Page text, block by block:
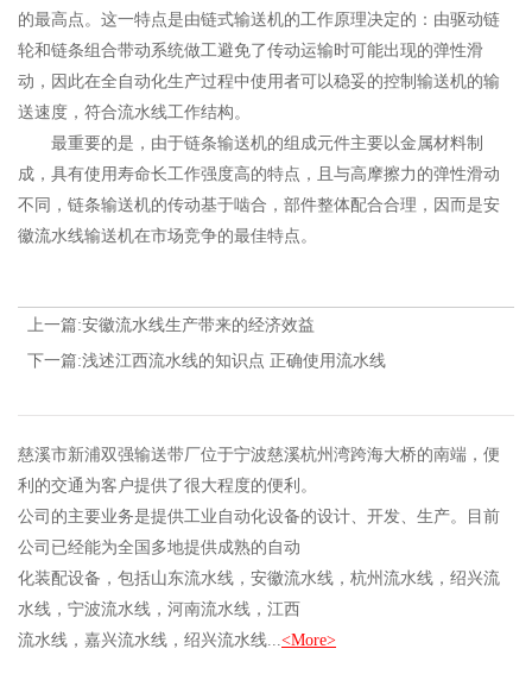
的最高点。这一特点是由链式输送机的工作原理决定的：由驱动链
轮和链条组合带动系统做工避免了传动运输时可能出现的弹性滑
动，因此在全自动化生产过程中使用者可以稳妥的控制输送机的输
送速度，符合流水线工作结构。
最重要的是，由于链条输送机的组成元件主要以金属材料制
成，具有使用寿命长工作强度高的特点，且与高摩擦力的弹性滑动
不同，链条输送机的传动基于啮合，部件整体配合合理，因而是安
徽流水线输送机在市场竞争的最佳特点。
上一篇:安徽流水线生产带来的经济效益
下一篇:浅述江西流水线的知识点 正确使用流水线
慈溪市新浦双强输送带厂位于宁波慈溪杭州湾跨海大桥的南端，便
利的交通为客户提供了很大程度的便利。
公司的主要业务是提供工业自动化设备的设计、开发、生产。目前
公司已经能为全国多地提供成熟的自动
化装配设备，包括山东流水线，安徽流水线，杭州流水线，绍兴流
水线，宁波流水线，河南流水线，江西
流水线，嘉兴流水线，绍兴流水线...<More>